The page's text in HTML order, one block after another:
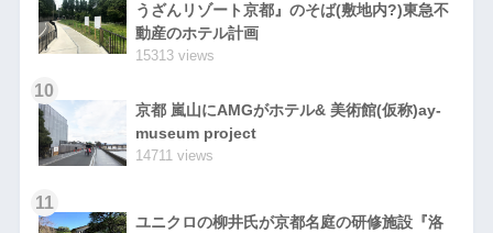
うざんリゾート京都』のそば(敷地内?)東急不
動産のホテル計画
15313 views
10
京都 嵐山にAMGがホテル& 美術館(仮称)ay-
museum project
14711 views
11
ユニクロの柳井氏が京都名庭の研修施設『洛